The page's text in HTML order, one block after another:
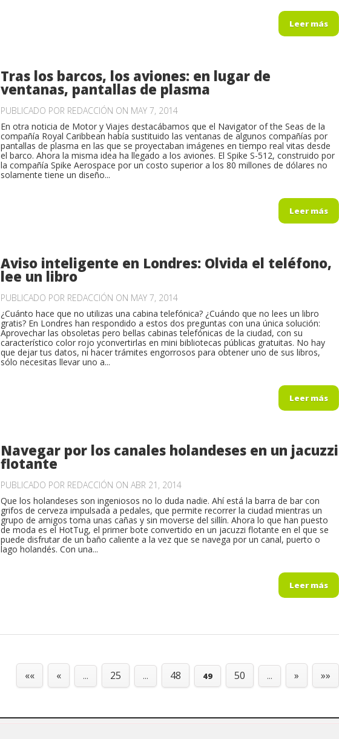
Leer más
Tras los barcos, los aviones: en lugar de
ventanas, pantallas de plasma
PUBLICADO POR REDACCIÓN ON MAY 7, 2014
En otra noticia de Motor y Viajes destacábamos que el Navigator of the Seas de la
compañía Royal Caribbean había sustituido las ventanas de algunos compañías por
pantallas de plasma en las que se proyectaban imágenes en tiempo real vitas desde
el barco. Ahora la misma idea ha llegado a los aviones. El Spike S-512, construido por
la compañía Spike Aerospace por un costo superior a los 80 millones de dólares no
solamente tiene un diseño...
Leer más
Aviso inteligente en Londres: Olvida el teléfono,
lee un libro
PUBLICADO POR REDACCIÓN ON MAY 7, 2014
¿Cuánto hace que no utilizas una cabina telefónica? ¿Cuándo que no lees un libro
gratis? En Londres han respondido a estos dos preguntas con una única solución:
Aprovechar las obsoletas pero bellas cabinas telefónicas de la ciudad, con su
característico color rojo yconvertirlas en mini bibliotecas públicas gratuitas. No hay
que dejar tus datos, ni hacer trámites engorrosos para obtener uno de sus libros,
sólo necesitas llevar uno a...
Leer más
Navegar por los canales holandeses en un jacuzzi
flotante
PUBLICADO POR REDACCIÓN ON ABR 21, 2014
Que los holandeses son ingeniosos no lo duda nadie. Ahí está la barra de bar con
grifos de cerveza impulsada a pedales, que permite recorrer la ciudad mientras un
grupo de amigos toma unas cañas y sin moverse del sillín. Ahora lo que han puesto
de moda es el HotTug, el primer bote convertido en un jacuzzi flotante en el que se
puede disfrutar de un baño caliente a la vez que se navega por un canal, puerto o
lago holandés. Con una...
Leer más
«« « ... 25 ... 48 49 50 ... » »»